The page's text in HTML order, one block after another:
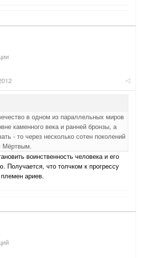
в одном из параллельных миров
каменного века и ранней бронзы, а
- то через несколько сотен поколений
Мёртвым.
воинственность человека и его
Получается, что толчком к прогрессу
ариев.